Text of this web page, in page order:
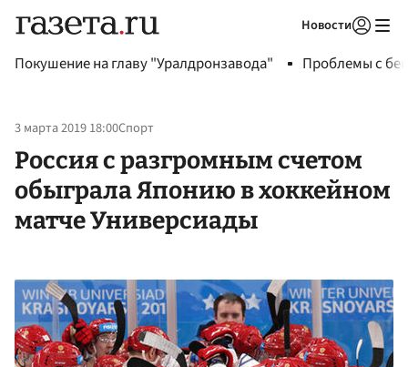
Новости
Покушение на главу "Уралдронзавода" Проблемы с
3 марта 2019 18:00Спорт
Россия с разгромным счетом
обыграла Японию в хоккейном
матче Универсиады